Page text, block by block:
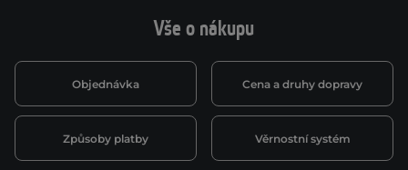
Vše o nákupu
Objednávka Cena a druhy dopravy
Způsoby platby Věrnostní systém